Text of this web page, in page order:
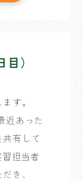
）
す。
近あった
有して
担当者
き、